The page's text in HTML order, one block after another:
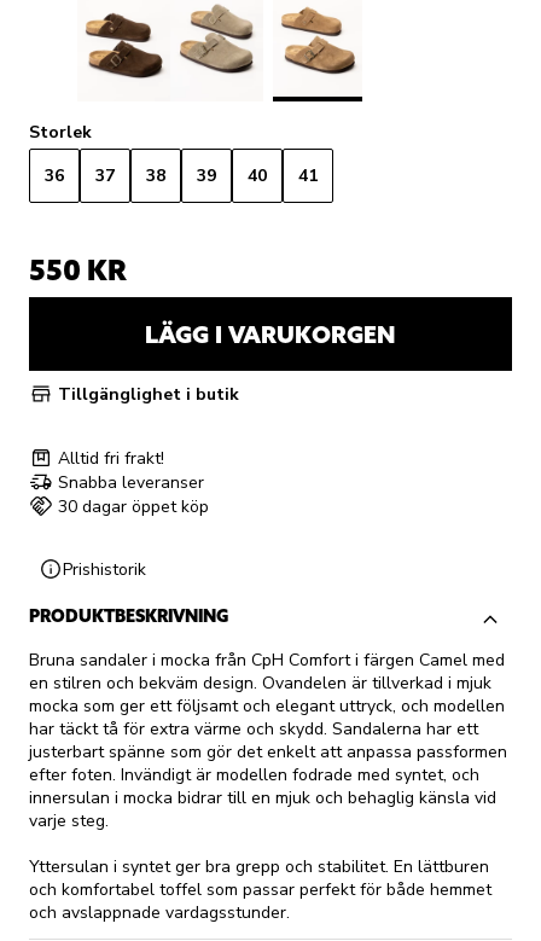
Storlek
36
37 38 39 40 41
550 KR
LÄGG I VARUKORGEN
Tillgänglighet i butik
Alltid fri frakt!
Snabba leveranser
30 dagar öppet köp
Prishistorik
PRODUKTBESKRIVNING
Bruna sandaler i mocka från CpH Comfort i färgen Camel med
en stilren och bekväm design. Ovandelen är tillverkad i mjuk
mocka som ger ett följsamt och elegant uttryck, och modellen
har täckt tå för extra värme och skydd. Sandalerna har ett
justerbart spänne som gör det enkelt att anpassa passformen
efter foten. Invändigt är modellen fodrade med syntet, och
innersulan i mocka bidrar till en mjuk och behaglig känsla vid
varje steg.
Yttersulan i syntet ger bra grepp och stabilitet. En lättburen
och komfortabel toffel som passar perfekt för både hemmet
och avslappnade vardagsstunder.